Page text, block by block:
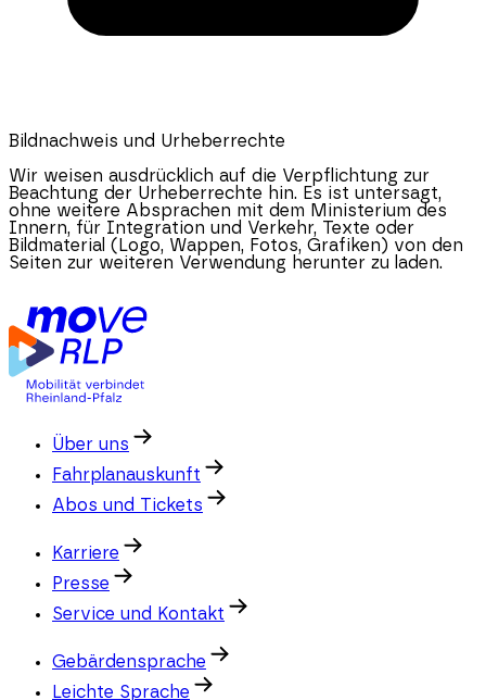
Bildnachweis und Urheberrechte
Wir weisen ausdrücklich auf die Verpflichtung zur
Beachtung der Urheberrechte hin. Es ist untersagt,
ohne weitere Absprachen mit dem Ministerium des
Innern, für Integration und Verkehr, Texte oder
Bildmaterial (Logo, Wappen, Fotos, Grafiken) von den
Seiten zur weiteren Verwendung herunter zu laden.
Über uns
Fahrplanauskunft
Abos und Tickets
Karriere
Presse
Service und Kontakt
Gebärdensprache
Leichte Sprache